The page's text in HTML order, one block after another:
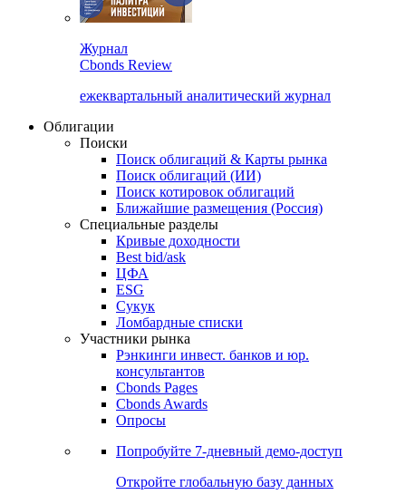
Cbonds Review
ежеквартальный аналитический журнал
Облигации
Поиски
Поиск облигаций & Карты рынка
Поиск облигаций (ИИ)
Поиск котировок облигаций
Ближайшие размещения (Россия)
Специальные разделы
Кривые доходности
Best bid/ask
ЦФА
ESG
Сукук
Ломбардные списки
Участники рынка
Рэнкинги инвест. банков и юр.
Cbonds Pages
Опросы